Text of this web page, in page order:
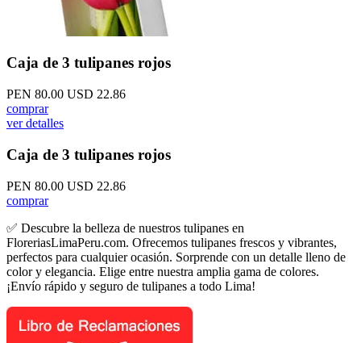
Caja de 3 tulipanes rojos
PEN 80.00 USD 22.86
comprar
ver detalles
Caja de 3 tulipanes rojos
PEN 80.00 USD 22.86
comprar
✅ Descubre la belleza de nuestros tulipanes en
FloreriasLimaPeru.com. Ofrecemos tulipanes frescos y vibrantes,
perfectos para cualquier ocasión. Sorprende con un detalle lleno de
color y elegancia. Elige entre nuestra amplia gama de colores.
¡Envío rápido y seguro de tulipanes a todo Lima!